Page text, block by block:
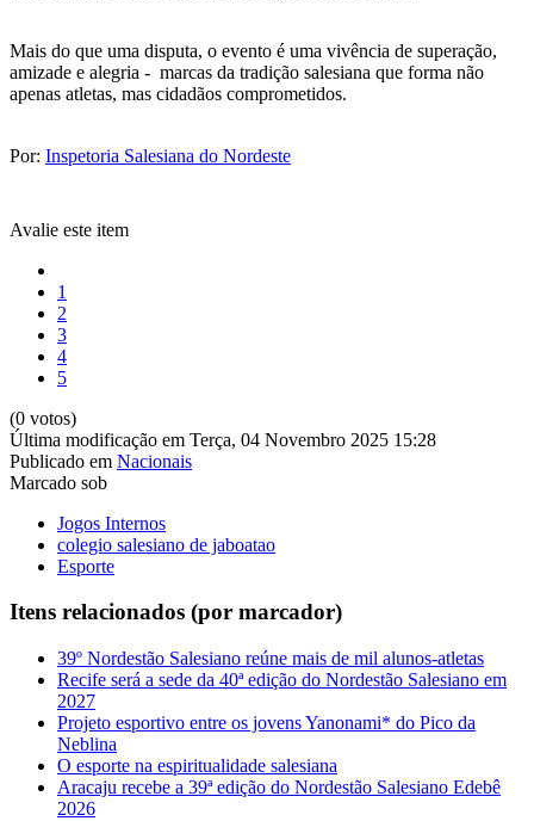
Mais do que uma disputa, o evento é uma vivência de superação,
amizade e alegria - marcas da tradição salesiana que forma não
apenas atletas, mas cidadãos comprometidos.
Por: Inspetoria Salesiana do Nordeste
Avalie este item
1
2
3
4
5
(0 votos)
Última modificação em Terça, 04 Novembro 2025 15:28
Publicado em Nacionais
Marcado sob
Jogos Internos
colegio salesiano de jaboatao
Esporte
Itens relacionados (por marcador)
39º Nordestão Salesiano reúne mais de mil alunos-atletas
Recife será a sede da 40ª edição do Nordestão Salesiano em
2027
Projeto esportivo entre os jovens Yanonami* do Pico da
Neblina
O esporte na espiritualidade salesiana
Aracaju recebe a 39ª edição do Nordestão Salesiano Edebê
2026